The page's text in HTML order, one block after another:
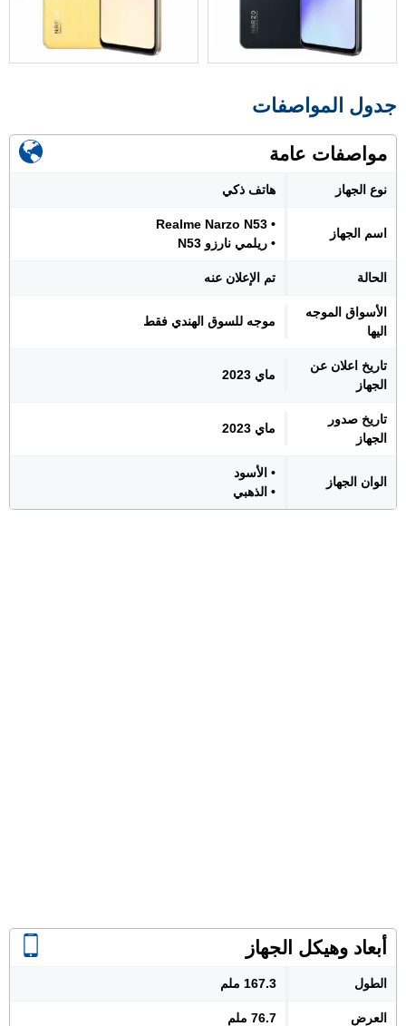
جدول المواصفات
مواصفات عامة
نوع الجهاز هاتف ذكي
اسم الجهاز
• Realme Narzo N53
• ريلمي نارزو N53
الحالة تم الإعلان عنه
الأسواق الموجه
اليها
موجه للسوق الهندي فقط
تاريخ اعلان عن
الجهاز
ماي 2023
تاريخ صدور
الجهاز
ماي 2023
الوان الجهاز
• الأسود
• الذهبي
أبعاد وهيكل الجهاز
الطول 167.3 ملم
العرض 76.7 ملم